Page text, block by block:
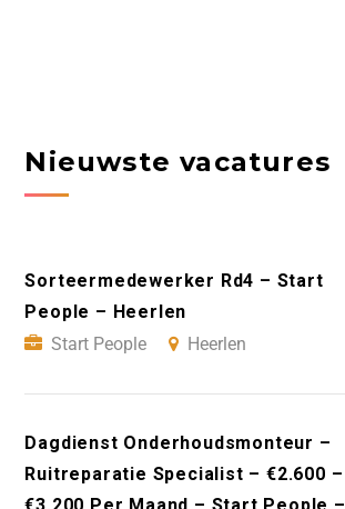
Nieuwste vacatures
Sorteermedewerker Rd4 – Start
People – Heerlen
Start People
Heerlen
Dagdienst Onderhoudsmonteur –
Ruitreparatie Specialist – €2.600 –